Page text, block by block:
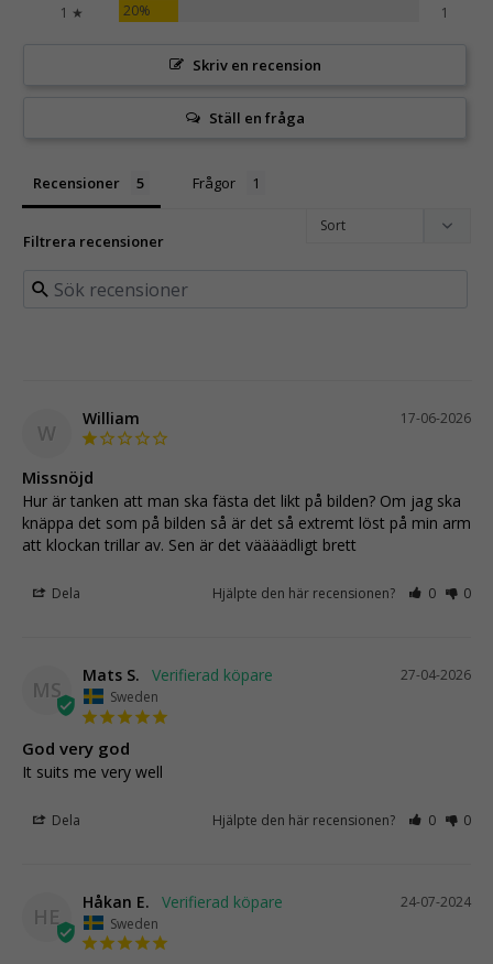
1 ★
20% 1
Skriv en recension
Ställ en fråga
Recensioner Frågor
Filtrera recensioner
W
17-06-2026
William
Missnöjd
Hur är tanken att man ska fästa det likt på bilden? Om jag ska
knäppa det som på bilden så är det så extremt löst på min arm
att klockan trillar av. Sen är det väääädligt brett
Dela Hjälpte den här recensionen? 0 0
MS
27-04-2026
Mats S.
Sweden
God very god
It suits me very well
Dela Hjälpte den här recensionen? 0 0
HE
24-07-2024
Håkan E.
Sweden